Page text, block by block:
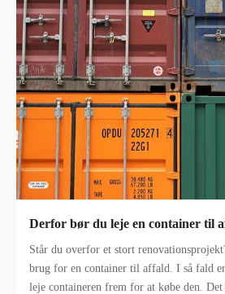
Derfor bør du leje en container til
Står du overfor et stort
brug for en container til affald. I så fald
leje containeren frem for at købe den.